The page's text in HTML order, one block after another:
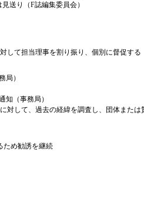
送り（F誌編集委員会）
て担当理事を割り振り、個別に督促する
局）
（事務局）
して、過去の経緯を調査し、団体または
め勧誘を継続